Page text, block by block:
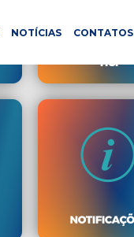
NOTÍCIAS CONTATOS